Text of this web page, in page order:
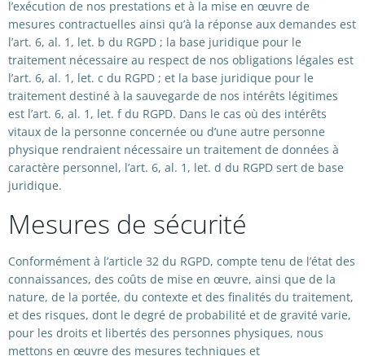
l’exécution de nos prestations et à la mise en œuvre de
mesures contractuelles ainsi qu’à la réponse aux demandes est
l’art. 6, al. 1, let. b du RGPD ; la base juridique pour le
traitement nécessaire au respect de nos obligations légales est
l’art. 6, al. 1, let. c du RGPD ; et la base juridique pour le
traitement destiné à la sauvegarde de nos intérêts légitimes
est l’art. 6, al. 1, let. f du RGPD. Dans le cas où des intérêts
vitaux de la personne concernée ou d’une autre personne
physique rendraient nécessaire un traitement de données à
caractère personnel, l’art. 6, al. 1, let. d du RGPD sert de base
juridique.
Mesures de sécurité
Conformément à l’article 32 du RGPD, compte tenu de l’état des
connaissances, des coûts de mise en œuvre, ainsi que de la
nature, de la portée, du contexte et des finalités du traitement,
et des risques, dont le degré de probabilité et de gravité varie,
pour les droits et libertés des personnes physiques, nous
mettons en œuvre des mesures techniques et